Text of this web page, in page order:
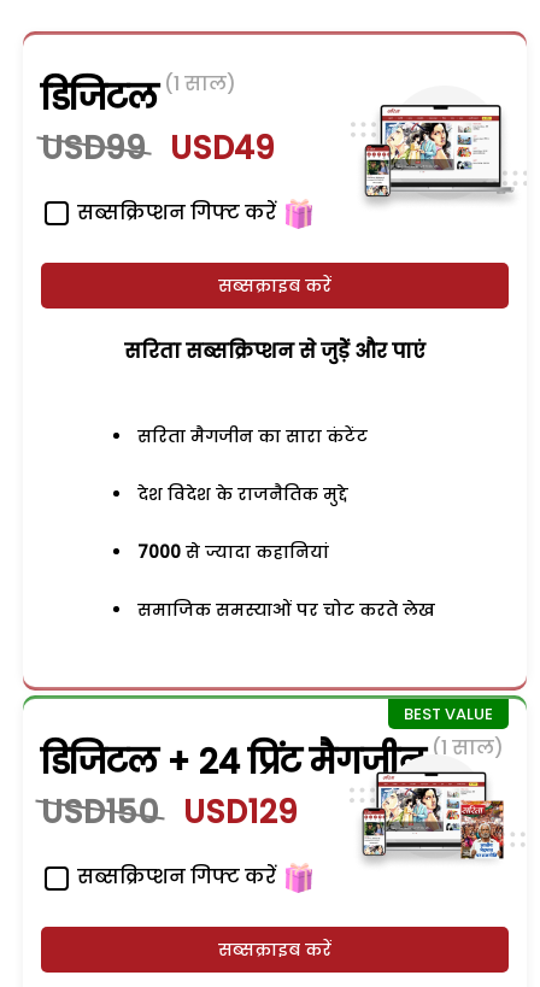
डिजिटल (1 साल)
USD99 USD49
सब्सक्रिप्शन गिफ्ट करें
सब्सक्राइब करें
सरिता सब्सक्रिप्शन से जुड़ेें और पाएं
सरिता मैगजीन का सारा कंटेंट
देश विदेश के राजनैतिक मुद्दे
7000 से ज्यादा कहानियां
समाजिक समस्याओं पर चोट करते लेख
डिजिटल + 24 प्रिंट मैगजीन (1 साल)
USD150 USD129
सब्सक्रिप्शन गिफ्ट करें
सब्सक्राइब करें